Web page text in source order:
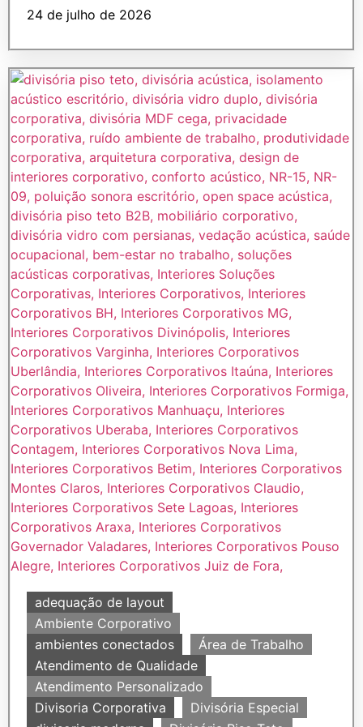
24 de julho de 2026
adequação de layout
Ambiente Corporativo
ambientes conectados
Área de Trabalho
Atendimento de Qualidade
Atendimento Personalizado
Divisoria Corporativa
Divisória Especial